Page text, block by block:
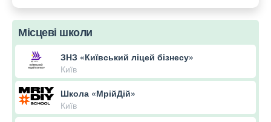
Місцеві школи
ЗНЗ «Київський ліцей бізнесу»
Київ
Школа «МрійДій»
Київ